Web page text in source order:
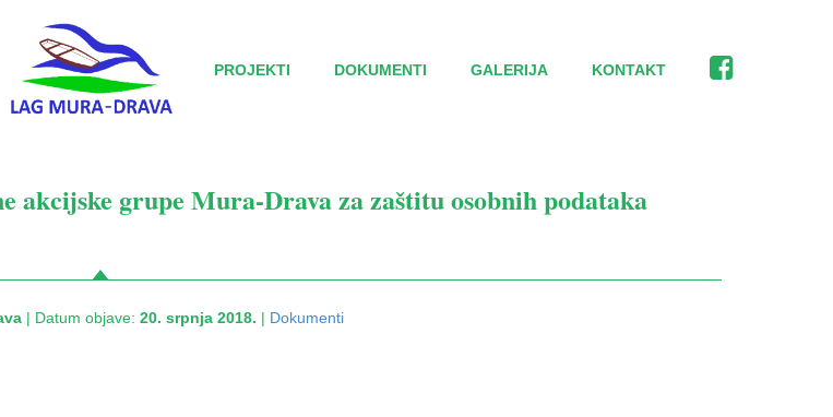
PROJEKTI DOKUMENTI GALERIJA KONTAKT
akcijske grupe Mura-Drava za zaštitu osobnih podataka
| Datum objave: 20. srpnja 2018. | Dokumenti